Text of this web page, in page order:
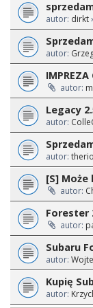
autor: dirkt
autor:
IMPREZA
autor:
Legacy
autor:
autor:
[S]
autor:
Forester
autor:
Subaru
autor:
Kupię
autor: